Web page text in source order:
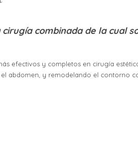
combinada de la cual
efectivos y completos en cirugía
abdomen, y remodelando el contorno